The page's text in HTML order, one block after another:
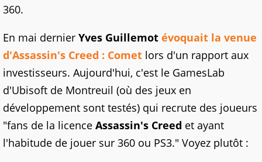
360.
En mai dernier Yves Guillemot évoquait la venue
d'Assassin's Creed : Comet lors d'un rapport aux
investisseurs. Aujourd'hui, c'est le GamesLab
d'Ubisoft de Montreuil (où des jeux en
développement sont testés) qui recrute des joueurs
"fans de la licence Assassin's Creed et ayant
l'habitude de jouer sur 360 ou PS3." Voyez plutôt :